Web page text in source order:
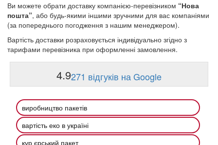
Ви можете обрати доставку компанією-перевізником “Нова
пошта”, або будь-якими іншими зручними для вас компаніями
(за попереднього погодження з нашим менеджером).
Вартість доставки розраховується індивідуально згідно з
тарифами перевізника при оформленні замовлення.
4.9271 відгуків на Google
виробництво пакетів
вартість еко в україні
кур єрський пакет